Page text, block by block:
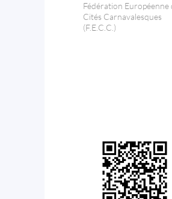
Fédération Européenne
Cités Carnavalesques
(F.E.C.C.)